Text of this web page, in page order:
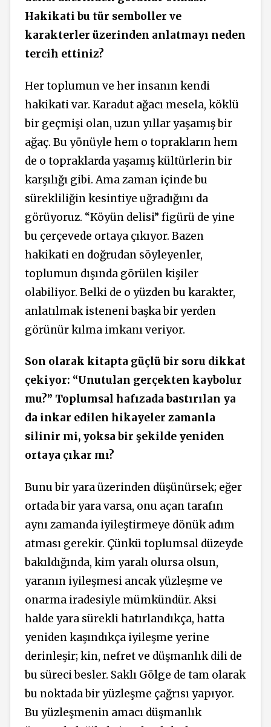
Hakikati bu tür semboller ve
karakterler üzerinden anlatmayı neden
tercih ettiniz?
Her toplumun ve her insanın kendi
hakikati var. Karadut ağacı mesela, köklü
bir geçmişi olan, uzun yıllar yaşamış bir
ağaç. Bu yönüyle hem o toprakların hem
de o topraklarda yaşamış kültürlerin bir
karşılığı gibi. Ama zaman içinde bu
sürekliliğin kesintiye uğradığını da
görüyoruz. “Köyün delisi” figürü de yine
bu çerçevede ortaya çıkıyor. Bazen
hakikati en doğrudan söyleyenler,
toplumun dışında görülen kişiler
olabiliyor. Belki de o yüzden bu karakter,
anlatılmak isteneni başka bir yerden
görünür kılma imkanı veriyor.
Son olarak kitapta güçlü bir soru dikkat
çekiyor: “Unutulan gerçekten kaybolur
mu?” Toplumsal hafızada bastırılan ya
da inkar edilen hikayeler zamanla
silinir mi, yoksa bir şekilde yeniden
ortaya çıkar mı?
Bunu bir yara üzerinden düşünürsek; eğer
ortada bir yara varsa, onu açan tarafın
aynı zamanda iyileştirmeye dönük adım
atması gerekir. Çünkü toplumsal düzeyde
bakıldığında, kim yaralı olursa olsun,
yaranın iyileşmesi ancak yüzleşme ve
onarma iradesiyle mümkündür. Aksi
halde yara sürekli hatırlandıkça, hatta
yeniden kaşındıkça iyileşme yerine
derinleşir; kin, nefret ve düşmanlık dili de
bu süreci besler. Saklı Gölge de tam olarak
bu noktada bir yüzleşme çağrısı yapıyor.
Bu yüzleşmenin amacı düşmanlık